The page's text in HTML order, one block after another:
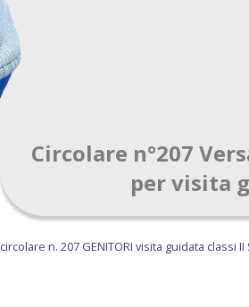
Circolare n°207
per visita
circolare n. 207 GENITORI visita guidata classi II